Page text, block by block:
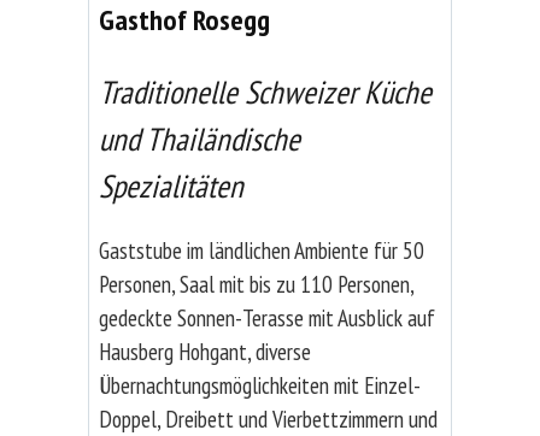
Gasthof Rosegg
Traditionelle Schweizer Küche
und Thailändische
Spezialitäten
Gaststube im ländlichen Ambiente für 50
Personen, Saal mit bis zu 110 Personen,
gedeckte Sonnen-Terasse mit Ausblick auf
Hausberg Hohgant, diverse
Übernachtungsmöglichkeiten mit Einzel-
Doppel, Dreibett und Vierbettzimmern und